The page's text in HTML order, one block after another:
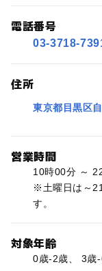
電話番号
03-3718-
住所
東京都目黒区
営業時間
10時00分 ～
※土曜日は～
す。
対象年齢
0歳-2歳、 3歳